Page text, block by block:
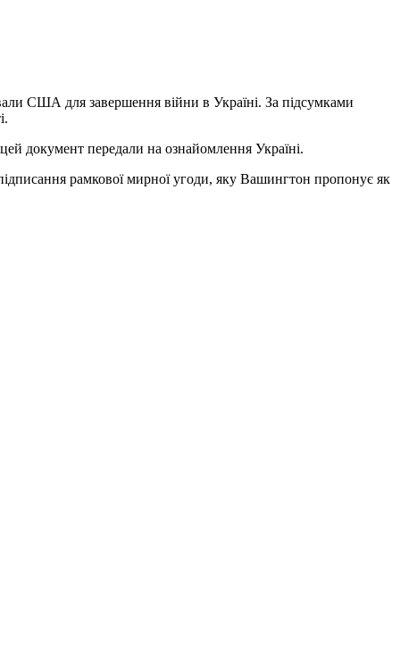
США для завершення війни в Україні. За підсумками
документ передали на ознайомлення Україні.
рамкової мирної угоди, яку Вашингтон пропонує як